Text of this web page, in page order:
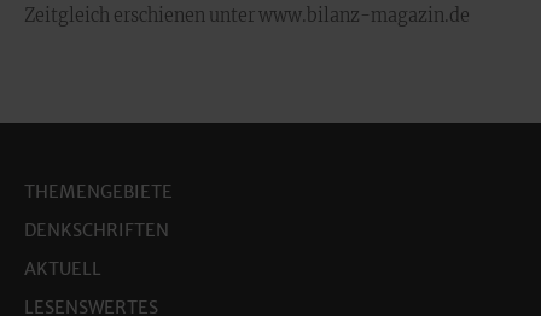
Zeitgleich erschienen unter www.bilanz-magazin.de
THEMENGEBIETE
DENKSCHRIFTEN
AKTUELL
LESENSWERTES